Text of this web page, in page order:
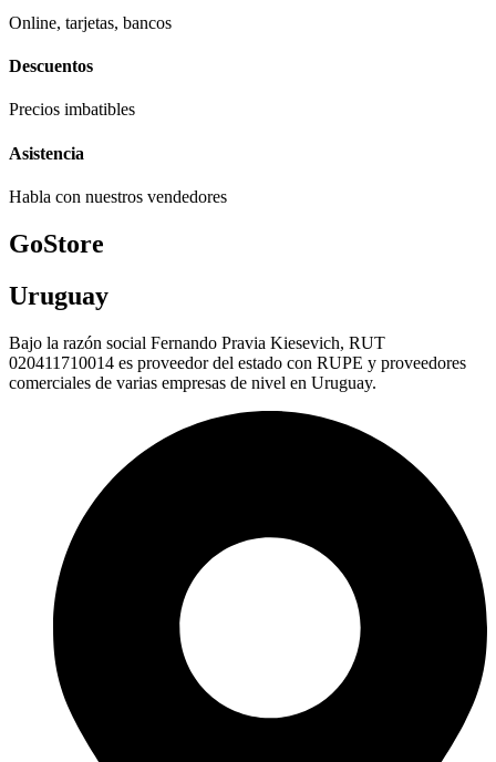
Online, tarjetas, bancos
Descuentos
Precios imbatibles
Asistencia
Habla con nuestros vendedores
GoStore
Uruguay
Bajo la razón social Fernando Pravia Kiesevich, RUT
020411710014 es proveedor del estado con RUPE y proveedores
comerciales de varias empresas de nivel en Uruguay.